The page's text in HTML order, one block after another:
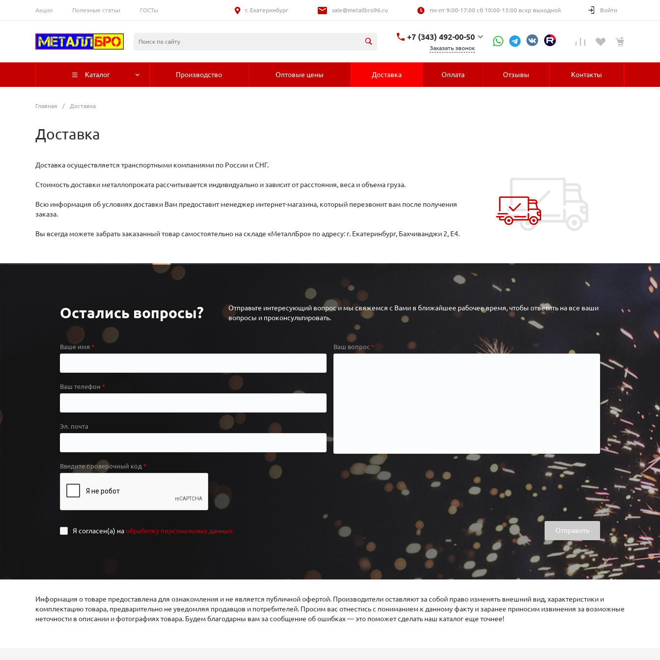
Акции Полезные статьи ГОСТы г. Екатеринбург sale@metallbro96.ru пн-пт 9:00-17:00 сб 10:00-15:00 вскр выходной Войти
+7 (343) 492-00-50
Заказать звонок
Каталог Производство Оптовые цены Доставка Оплата Отзывы Контакты
Главная / Доставка
Доставка
Доставка осуществляется транспортными компаниями по России и СНГ.
Стоимость доставки металлопроката рассчитывается индивидуально и зависит от расстояния, веса и объема груза.
Всю информация об условиях доставки Вам предоставит менеджер интернет-магазина, который перезвонит вам после получения
заказа.
Вы всегда можете забрать заказанный товар самостоятельно на складе «МеталлБро» по адресу: г. Екатеринбург, Бахчиванджи 2, Е4.
Остались вопросы?
Отправьте интересующий вопрос и мы свяжемся с Вами в ближайшее рабочее время, чтобы ответить на все ваши
вопросы и проконсультировать.
Ваше имя Ваш вопрос
Ваш телефон
Эл. почта
Введите проверочный код
Я согласен(а) наобработку персональных данных Отправить
Информация о товаре предоставлена для ознакомления и не является публичной офертой. Производители оставляют за собой право изменять внешний вид, характеристики и
комплектацию товара, предварительно не уведомляя продавцов и потребителей. Просим вас отнестись с пониманием к данному факту и заранее приносим извинения за возможные
неточности в описании и фотографиях товара. Будем благодарны вам за сообщение об ошибках — это поможет сделать наш каталог еще точнее!